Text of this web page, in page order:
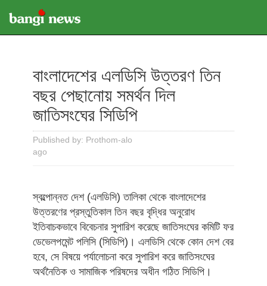
বাংলাদেশের এলডিসি উত্তরণ তিন
বছর পেছানোয় সমর্থন দিল
জাতিসংঘের সিডিপি
Published by: Prothom-alo
ago
স্বল্পোন্নত দেশ (এলডিসি) তালিকা থেকে বাংলাদেশের
উত্তরণের প্রস্তুতিকাল তিন বছর বৃদ্ধির অনুরোধ
ইতিবাচকভাবে বিবেচনার সুপারিশ করেছে জাতিসংঘের কমিটি ফর
ডেভেলপমেন্ট পলিসি (সিডিপি)। এলডিসি থেকে কোন দেশ বের
হবে, সে বিষয়ে পর্যালোচনা করে সুপারিশ করে জাতিসংঘের
অর্থনৈতিক ও সামাজিক পরিষদের অধীন গঠিত সিডিপি।